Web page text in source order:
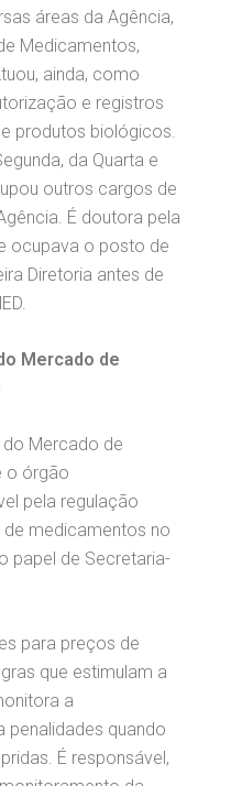
áreas da Agência,
Medicamentos,
ainda, como
e registros
produtos biológicos.
da Quarta e
outros cargos de
É doutora pela
ocupava o posto de
Diretoria antes de
Mercado de
Mercado de
o órgão
pela regulação
medicamentos no
papel de Secretaria-
para preços de
que estimulam a
a
quando
É responsável,